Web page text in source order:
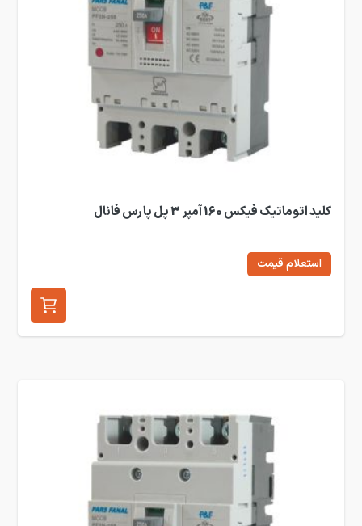
کلید اتوماتیک فیکس 160 آمپر 3 پل پارس فانال
استعلام قیمت